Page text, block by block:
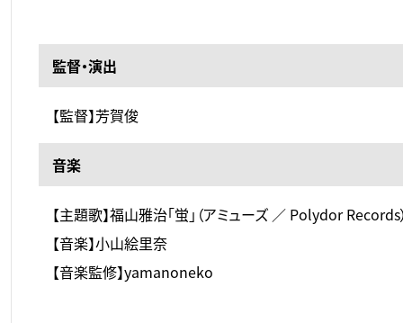
監督・演出
【監督】芳賀俊
音楽
【主題歌】福山雅治「蛍」（アミューズ ／ Polydor Records
【音楽】小山絵里奈
【音楽監修】yamanoneko